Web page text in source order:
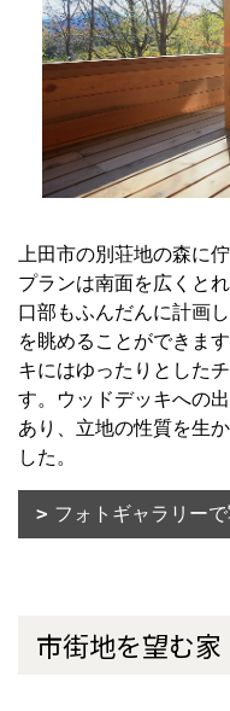
上田市の別荘地の森に
プランは南面を広くと
口部もふんだんに計画
を眺めることができま
キにはゆったりとした
す。ウッドデッキへの
あり、立地の性質を生
した。
フォトギャラリー
市街地を望む家